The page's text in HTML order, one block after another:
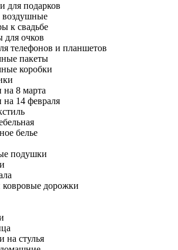
для подарков
к свадьбе
для очков
телефонов и планшетов
пакеты
коробки
8 марта
на 14 февраля
белье
подушки
дорожки
на стулья